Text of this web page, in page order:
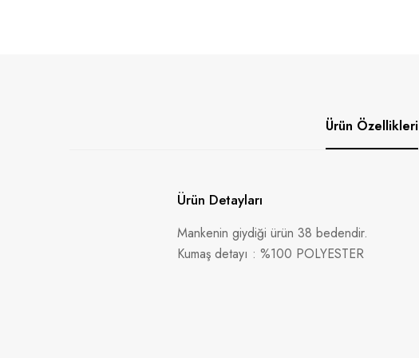
Ürün Özellikleri
Ürün Detayları
Mankenin giydiği ürün 38 bedendir.
Kumaş detayı : %100 POLYESTER